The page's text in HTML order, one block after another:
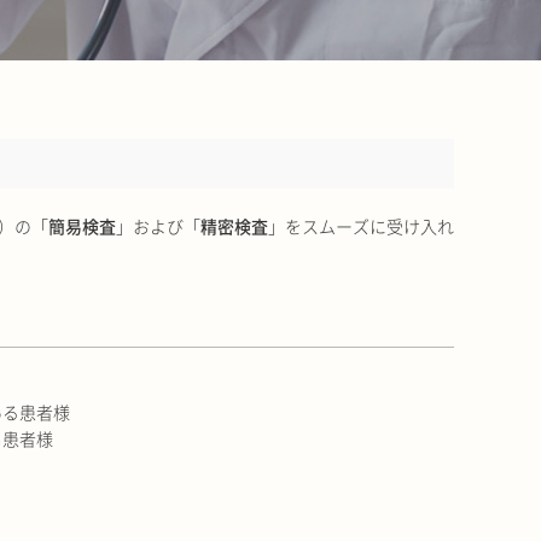
の「簡易検査」および「精密検査」をスムーズに受け入れ
患者様
者様